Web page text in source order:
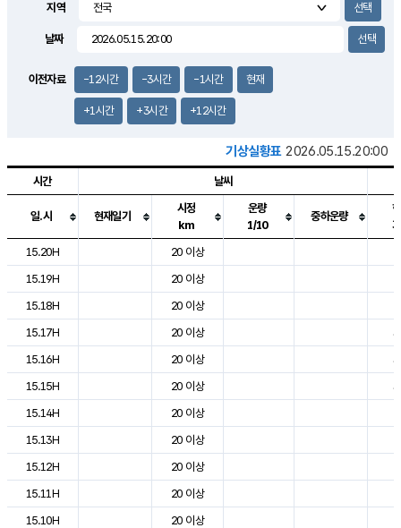
0.0m/s
지역
날짜
이전자료 -12시간 -3시간 -1시간 현재
+1시간 +3시간 +12시간
기상실황표 2026.05.15.20:00
도시별 기상실황표로 지점, 날씨, 기온, 강수, 바람, 기압등을 안내한 표입
시간 날씨
일.시 현재일기
시정
km
운량
1/10
중하운량
15.20H
20 이상
15.19H
20 이상
15.18H
20 이상
15.17H
20 이상
15.16H
20 이상
15.15H
20 이상
15.14H
20 이상
15.13H
20 이상
15.12H
20 이상
15.11H
20 이상
15.10H
20 이상